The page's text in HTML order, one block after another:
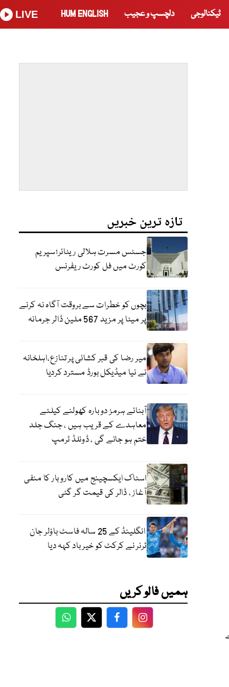
ٹیکنالوجی دلچسپ و عجیب HUM ENGLISH
LIVE
تازہ ترین خبریں
جسٹس مسرت ہلالی ریٹائر؛سپریم
کورٹ میں فل کورٹ ریفرنس
بچوں کو خطرات سے بروقت آگاہ نہ کرنے
پر میٹا پر مزید 567 ملین ڈالر جرمانہ
میر رضا کی قبر کشائی پر تنازع،اہلخانہ
نے نیا میڈیکل بورڈ مسترد کردیا
آبنائے ہرمز دوبارہ کھولنے کیلئے
معاہدے کے قریب ہیں ، جنگ جلد
ختم ہو جائے گی ، ڈونلڈ ٹرمپ
اسٹاک ایکسچینج میں کاروبار کا منفی
آغاز ، ڈالر کی قیمت گر گئی
انگلینڈ کے 25 سالہ فاسٹ باؤلر جان
ٹرنر نے کرکٹ کو خیر باد کہہ دیا
ہمیں فالو کریں
WhatsApp
TwitterFacebookFacebook